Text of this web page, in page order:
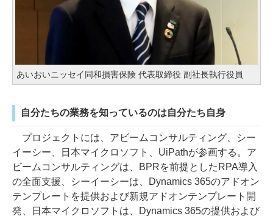
あいおいニッセイ同和損害保険 代表取締役 副社長執行役員
自分たちの業務を知っているのは自分たち自身
プロジェクトには、アビームコンサルティング、シー
イーシー、日本マイクロソフト、UiPathが参画する。ア
ビームコンサルティングは、BPRを前提としたRPA導入
の全面支援、シーイーシーは、Dynamics 365のアドオン
テンプレートを提供および新規アドオンテンプレート開
発、日本マイクロソフトは、Dynamics 365の提供および